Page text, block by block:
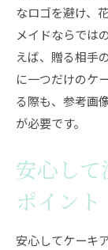
なロゴを避け、
メイドならでは
えば、贈る相手
に一つだけのケ
る際も、参考画
が必要です。
安心し
ポイント
安心してケーキ